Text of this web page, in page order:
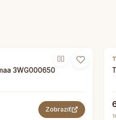
3WG000650
Zobraziť